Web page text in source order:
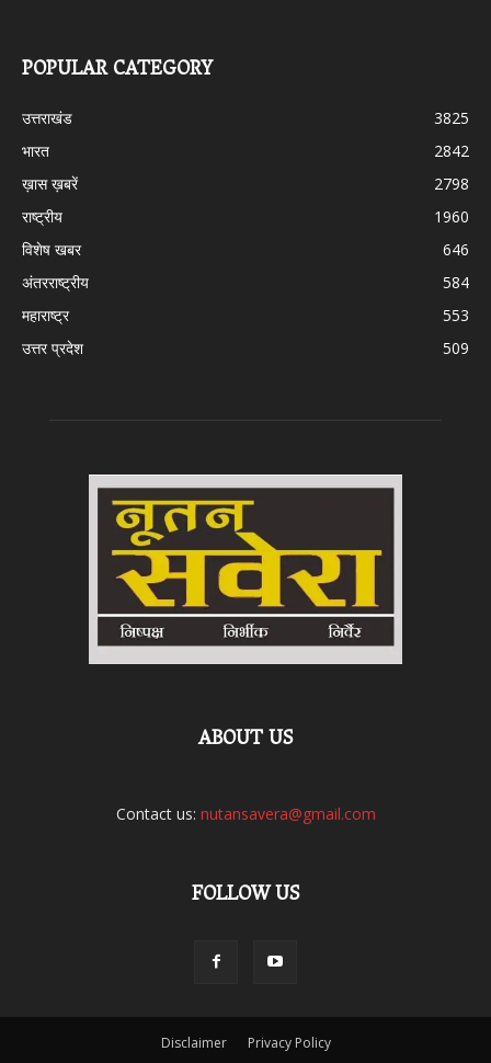
POPULAR CATEGORY
उत्तराखंड
3825
भारत
2842
ख़ास ख़बरें
2798
राष्ट्रीय
1960
विशेष खबर
646
अंतरराष्ट्रीय
584
महाराष्ट्र
553
उत्तर प्रदेश
509
ABOUT US
Contact us: nutansavera@gmail.com
FOLLOW US
Disclaimer Privacy Policy